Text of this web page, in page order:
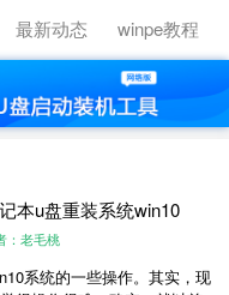
最新动态 winpe教程
本u盘重装系统win10
：老毛桃
系统的一些操作。其实，现